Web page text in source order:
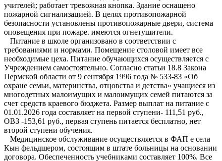
учителей; работает тревожная кнопка. Здание оснащено
пожарной сигнализацией. В целях противопожарной
безопасности установлены противопожарные двери, система
оповещения при пожаре. имеются огнетушители.
Питание в школе организовано в соответствии с
требованиями и нормами. Помещение столовой имеет все
необходимые цеха. Питание обучающихся осуществляется с
Учреждением самостоятельно. Согласно статьи 18.8 Закона
Пермской области от 9 сентября 1996 года № 533-83 «Об
охране семьи, материнства, отцовства и детства» учащиеся из
многодетных малоимущих и малоимущих семей питаются за
счет средств краевого бюджета. Размер выплат на питание с
01.01.2026 года составляет на первой ступени- 111,51 руб.,
ОВЗ -153,61 руб., первая ступень питается бесплатно, нет
второй ступени обучения.
Медицинское обслуживание осуществляется в ФАП е села
Кын фельдшером, состоящим в штате больницы на основании
договора. Обеспеченность учебниками составляет 100%. Все